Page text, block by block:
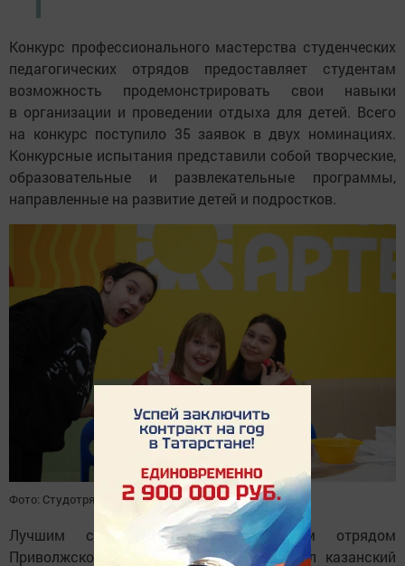
Конкурс профессионального мастерства студенческих
педагогических отрядов предоставляет студентам
возможность продемонстрировать свои навыки
в организации и проведении отдыха для детей. Всего
на конкурс поступило 35 заявок в двух номинациях.
Конкурсные испытания представили собой творческие,
образовательные и развлекательные программы,
направленные на развитие детей и подростков.
Фото: Студотряды Татарстана
Лучшим студенческим педагогическим отрядом
Приволжского федерального округа" стал казанский